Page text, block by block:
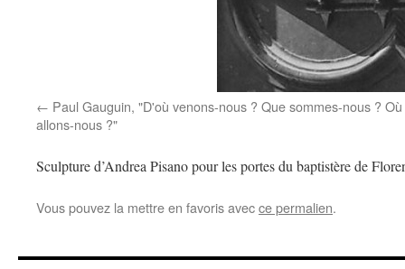
Paul Gauguin, "D'où venons-nous ? Que sommes-nous ? Où
allons-nous ?"
Sculpture d’Andrea Pisano pour les portes du baptistère de
Vous pouvez la mettre en favoris avecce permalien.